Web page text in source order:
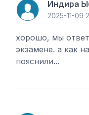
Индира
2025-11-09
хорошо, мы
экзамене. а как
пояснили...